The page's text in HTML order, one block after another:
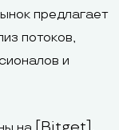
предлагает
потоков,
и